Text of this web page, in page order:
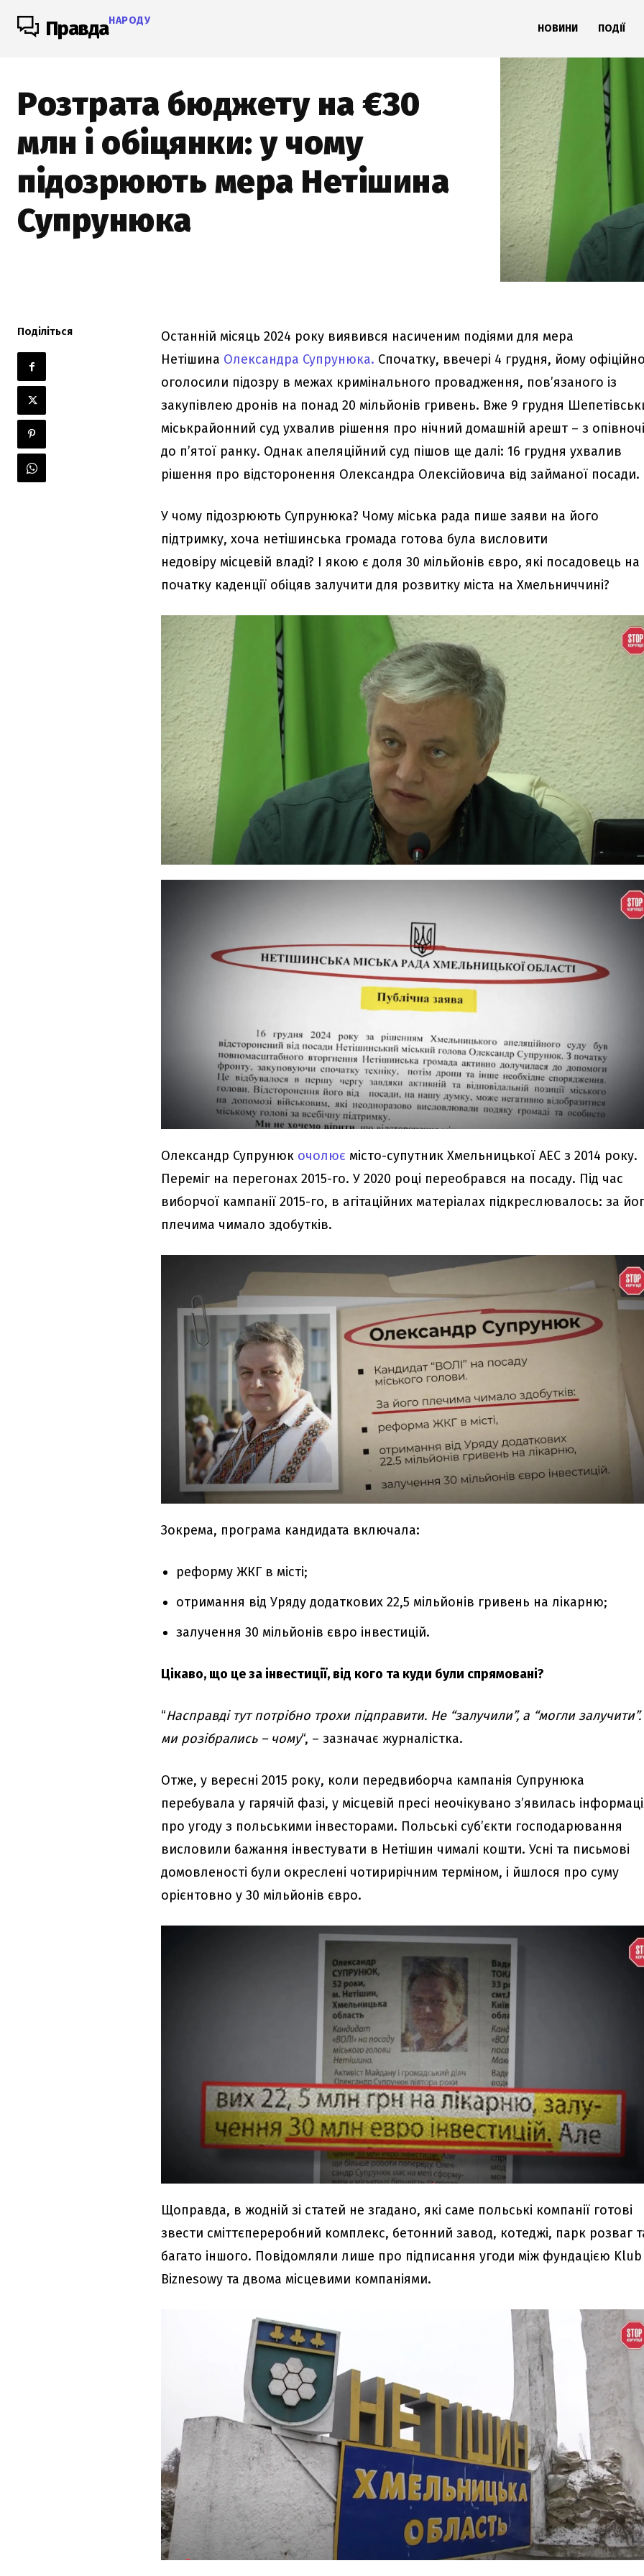
ПравдаНАРОДУ
НОВИНИ ПОДІЇ
Розтрата бюджету на €30
млн і обіцянки: у чому
підозрюють мера Нетішина
Супрунюка
Поділіться
Останній місяць 2024 року виявився насиченим подіями для мера
Нетішина Олександра Супрунюка. Спочатку, ввечері 4 грудня, йому
оголосили підозру в межах кримінального провадження, пов’язаного із
закупівлею дронів на понад 20 мільйонів гривень. Вже 9 грудня
міськрайонний суд ухвалив рішення про нічний домашній арешт – з
до п’ятої ранку. Однак апеляційний суд пішов ще далі: 16 грудня ухвалив
рішення про відсторонення Олександра Олексійовича від займаної посади.
У чому підозрюють Супрунюка? Чому міська рада пише заяви на його
підтримку, хоча нетішинська громада готова була висловити
недовіру місцевій владі? І якою є доля 30 мільйонів євро, які посадовець на
початку каденції обіцяв залучити для розвитку міста на Хмельниччині?
Олександр Супрунюк очолює місто-супутник Хмельницької АЕС з 2014 року.
Переміг на перегонах 2015-го. У 2020 році переобрався на посаду. Під час
виборчої кампанії 2015-го, в агітаційних матеріалах підкреслювалось: за
плечима чимало здобутків.
Зокрема, програма кандидата включала:
реформу ЖКГ в місті;
отримання від Уряду додаткових 22,5 мільйонів гривень на лікарню;
залучення 30 мільйонів євро інвестицій.
Цікаво, що це за інвестиції, від кого та куди були спрямовані?
“Насправді тут потрібно трохи підправити. Не “залучили”, а “могли залучити”.
ми розібрались – чому“, – зазначає журналістка.
Отже, у вересні 2015 року, коли передвиборча кампанія Супрунюка
перебувала у гарячій фазі, у місцевій пресі неочікувано зʼявилась
про угоду з польськими інвесторами. Польські суб’єкти господарювання
висловили бажання інвестувати в Нетішин чималі кошти. Усні та письмові
домовленості були окреслені чотирирічним терміном, і йшлося про суму
орієнтовно у 30 мільйонів євро.
Щоправда, в жодній зі статей не згадано, які саме польські компанії готові
звести сміттєпереробний комплекс, бетонний завод, котеджі, парк розваг
багато іншого. Повідомляли лише про підписання угоди між фундацією Klub
Biznesowy та двома місцевими компаніями.